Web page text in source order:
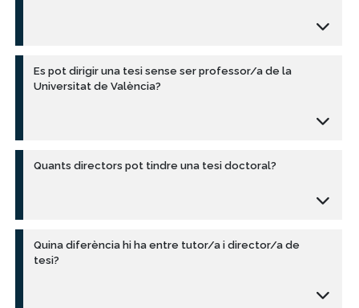
Es pot dirigir una tesi sense ser professor/a de la
Universitat de València?
Quants directors pot tindre una tesi doctoral?
Quina diferència hi ha entre tutor/a i director/a de
tesi?